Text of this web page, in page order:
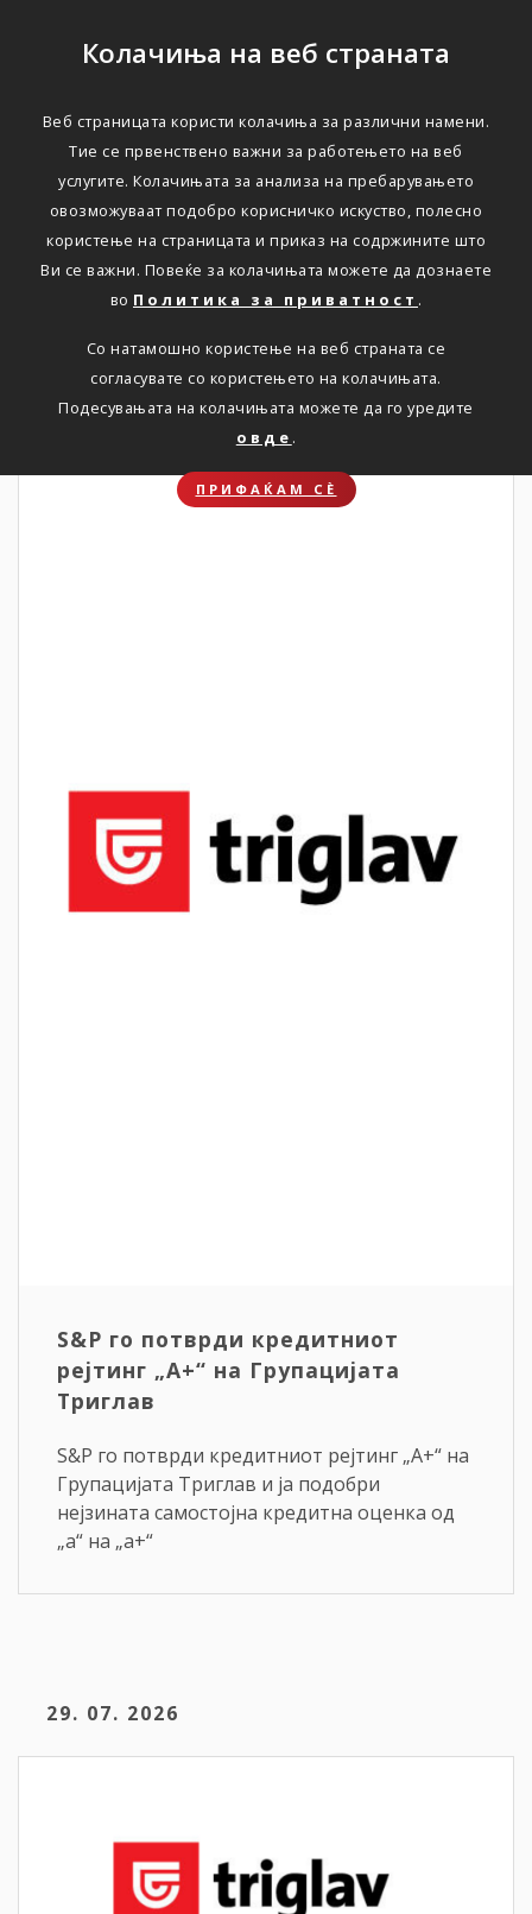
Колачиња на веб страната
Веб страницата користи колачиња за различни намени.
Тие се првенствено важни за работењето на веб
услугите. Колачињата за анализа на пребарувањето
овозможуваат подобро корисничко искуство, полесно
користење на страницата и приказ на содржините што
Ви се важни. Повеќе за колачињата можете да дознаете
во Политика за приватност .
Со натамошно користење на веб страната се
согласувате со користењето на колачињата.
Подесувањата на колачињата можете да го уредите
овде .
ПРИФАЌАМ СЀ
НОВОСТИ
Актуелно
Новости
31. 07. 2026
S&P го потврди кредитниот
рејтинг „A+“ на Групацијата
Триглав
S&P го потврди кредитниот рејтинг „A+“ на
Групацијата Триглав и ја подобри
нејзината самостојна кредитна оценка од
„a“ на „a+“
29. 07. 2026